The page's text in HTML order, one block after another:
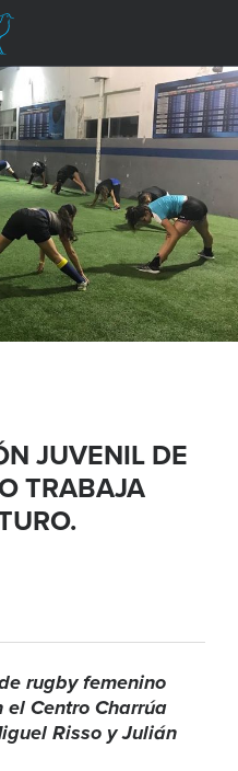
JUVENIL DE
TRABAJA
rugby femenino
Centro Charrúa
Risso y Julián